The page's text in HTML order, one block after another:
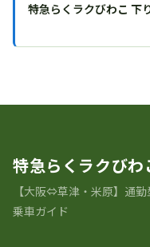
特急らくラクびわこ
特急らくラクびわ
【大阪⇔草津・米原】通
乗車ガイド